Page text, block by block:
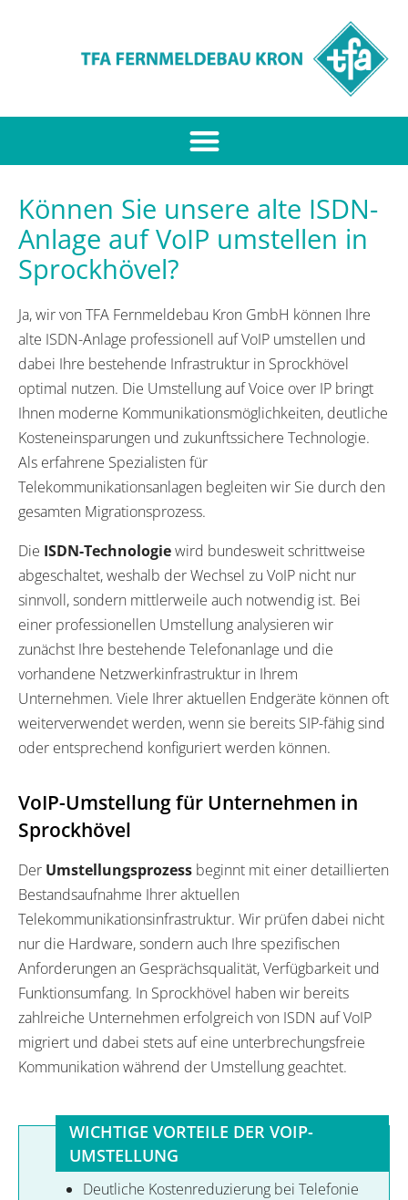
Können Sie unsere alte ISDN-
Anlage auf VoIP umstellen in
Sprockhövel?
Ja, wir von TFA Fernmeldebau Kron GmbH können Ihre
alte ISDN-Anlage professionell auf VoIP umstellen und
dabei Ihre bestehende Infrastruktur in Sprockhövel
optimal nutzen. Die Umstellung auf Voice over IP bringt
Ihnen moderne Kommunikationsmöglichkeiten, deutliche
Kosteneinsparungen und zukunftssichere Technologie.
Als erfahrene Spezialisten für
Telekommunikationsanlagen begleiten wir Sie durch den
gesamten Migrationsprozess.
Die ISDN-Technologiewird bundesweit schrittweise
abgeschaltet, weshalb der Wechsel zu VoIP nicht nur
sinnvoll, sondern mittlerweile auch notwendig ist. Bei
einer professionellen Umstellung analysieren wir
zunächst Ihre bestehende Telefonanlage und die
vorhandene Netzwerkinfrastruktur in Ihrem
Unternehmen. Viele Ihrer aktuellen Endgeräte können oft
weiterverwendet werden, wenn sie bereits SIP-fähig sind
oder entsprechend konfiguriert werden können.
VoIP-Umstellung für Unternehmen in
Sprockhövel
Der Umstellungsprozess beginnt mit einer detaillierten
Bestandsaufnahme Ihrer aktuellen
Telekommunikationsinfrastruktur. Wir prüfen dabei nicht
nur die Hardware, sondern auch Ihre spezifischen
Anforderungen an Gesprächsqualität, Verfügbarkeit und
Funktionsumfang. In Sprockhövel haben wir bereits
zahlreiche Unternehmen erfolgreich von ISDN auf VoIP
migriert und dabei stets auf eine unterbrechungsfreie
Kommunikation während der Umstellung geachtet.
WICHTIGE VORTEILE DER VOIP-
UMSTELLUNG
Deutliche Kostenreduzierung bei Telefonie